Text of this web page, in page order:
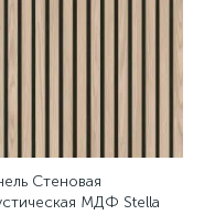
Стеновая
МДФ Stella